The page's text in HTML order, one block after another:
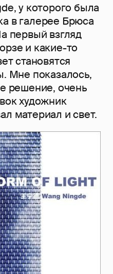
у которого была
в галерее Брюса
первый взгляд
и какие-то
становятся
Мне показалось,
решение, очень
художник
материал и свет.